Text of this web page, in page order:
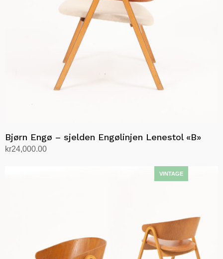
Bjørn Engø – sjelden Engølinjen Lenestol «B»
kr24,000.00